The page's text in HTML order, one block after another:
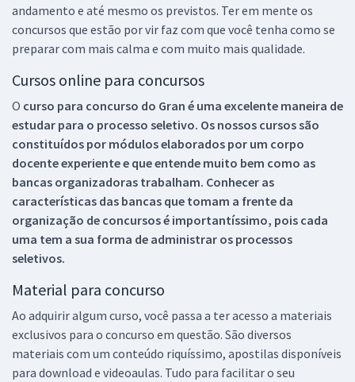
andamento e até mesmo os previstos. Ter em mente os
concursos que estão por vir faz com que você tenha como se
preparar com mais calma e com muito mais qualidade.
Cursos online para concursos
O curso para concurso do Gran é uma excelente maneira de
estudar para o processo seletivo. Os nossos cursos são
constituídos por módulos elaborados por um corpo
docente experiente e que entende muito bem como as
bancas organizadoras trabalham. Conhecer as
características das bancas que tomam a frente da
organização de concursos é importantíssimo, pois cada
uma tem a sua forma de administrar os processos
seletivos.
Material para concurso
Ao adquirir algum curso, você passa a ter acesso a materiais
exclusivos para o concurso em questão. São diversos
materiais com um conteúdo riquíssimo, apostilas disponíveis
para download e videoaulas. Tudo para facilitar o seu